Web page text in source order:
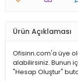
Ürün Açıklaması
Ofisinn.com'a üye
alabilirsiniz. Bunun
"Hesap Oluştur"